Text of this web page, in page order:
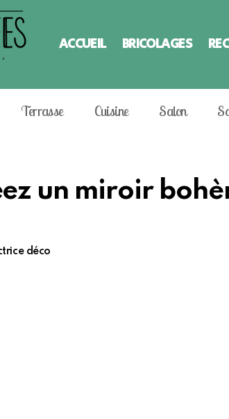
ACCUEIL BRICOLAGES
Terrasse Cuisine Salon
un miroir
déco